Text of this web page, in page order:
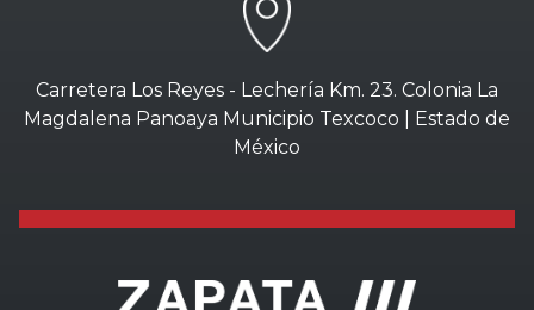
Carretera Los Reyes - Lechería Km. 23. Colonia La
Magdalena Panoaya Municipio Texcoco | Estado de
México